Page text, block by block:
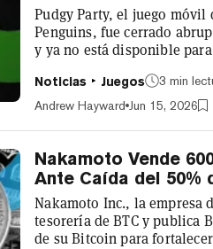
Pudgy Party, el juego
Penguins, fue cerrado
y ya no está disponible
redirigir su atención hacia
continúa creciendo
Noticias Juegos
3 min
Andrew Hayward Jun 15, 2026
Nakamoto Vende
Ante Caída del 50%
Nakamoto Inc., la empresa
tesorería de BTC y publica
de su Bitcoin para